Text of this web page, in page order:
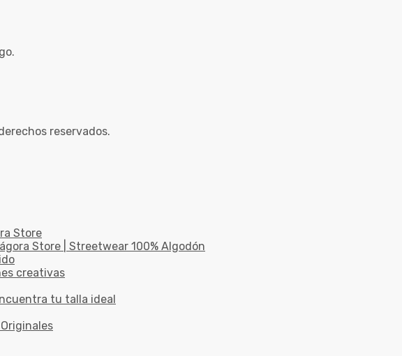
reservados.
Store
Store | Streetwear 100% Algodón
creativas
tu talla ideal